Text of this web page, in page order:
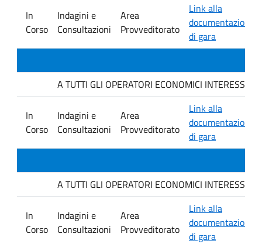
In
Corso
Indagini e
Consultazioni
Area
Provveditorato
Link alla
documentazione
di gara
A TUTTI GLI OPERATORI ECONOMICI
In
Corso
Indagini e
Consultazioni
Area
Provveditorato
Link alla
documentazione
di gara
A TUTTI GLI OPERATORI ECONOMICI
In
Corso
Indagini e
Consultazioni
Area
Provveditorato
Link alla
documentazione
di gara